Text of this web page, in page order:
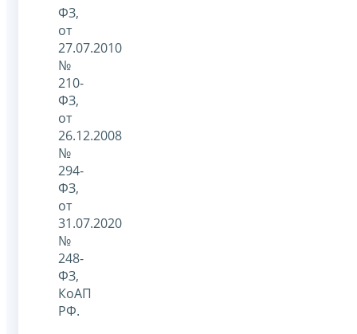
ФЗ,
от
27.07.2010
№
210-
ФЗ,
от
26.12.2008
№
294-
ФЗ,
от
31.07.2020
№
248-
ФЗ,
КоАП
РФ.